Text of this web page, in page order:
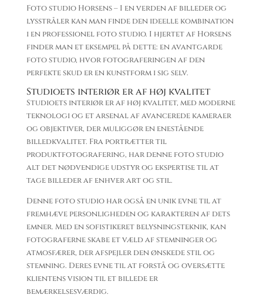
Foto studio Horsens – I en verden af ​​billeder og
lysstråler kan man finde den ideelle kombination
i en professionel foto studio. I hjertet af Horsens
finder man et eksempel på dette: en avantgarde
foto studio, hvor fotograferingen af ​​den
perfekte skud er en kunstform i sig selv.
Studioets interiør er af høj kvalitet
Studioets interiør er af høj kvalitet, med moderne
teknologi og et arsenal af avancerede kameraer
og objektiver, der muliggør en enestående
billedkvalitet. Fra portrætter til
produktfotografering, har denne foto studio
alt det nødvendige udstyr og ekspertise til at
tage billeder af enhver art og stil.
Denne foto studio har også en unik evne til at
fremhæve personligheden og karakteren af ​​dets
emner. Med en sofistikeret belysningsteknik, kan
fotograferne skabe et væld af stemninger og
atmosfærer, der afspejler den ønskede stil og
stemning. Deres evne til at forstå og oversætte
klientens vision til et billede er
bemærkelsesværdig.